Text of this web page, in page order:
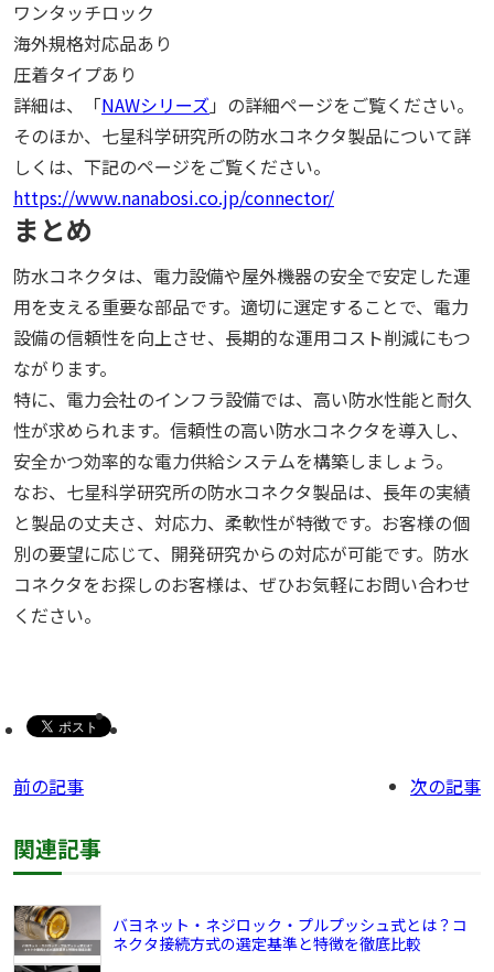
ワンタッチロック
海外規格対応品あり
圧着タイプあり
詳細は、「NAWシリーズ 」の詳細ページをご覧ください。
そのほか、七星科学研究所の防水コネクタ製品について詳
しくは、下記のページをご覧ください。
https://www.nanabosi.co.jp/connector/
まとめ
防水コネクタは、電力設備や屋外機器の安全で安定した運
用を支える重要な部品です。適切に選定することで、電力
設備の信頼性を向上させ、長期的な運用コスト削減にもつ
ながります。
特に、電力会社のインフラ設備では、高い防水性能と耐久
性が求められます。信頼性の高い防水コネクタを導入し、
安全かつ効率的な電力供給システムを構築しましょう。
なお、七星科学研究所の防水コネクタ製品は、長年の実績
と製品の丈夫さ、対応力、柔軟性が特徴です。お客様の個
別の要望に応じて、開発研究からの対応が可能です。防水
コネクタをお探しのお客様は、ぜひお気軽にお問い合わせ
ください。
前の記事 次の記事
関連記事
バヨネット・ネジロック・プルプッシュ式とは？コ
ネクタ接続方式の選定基準と特徴を徹底比較